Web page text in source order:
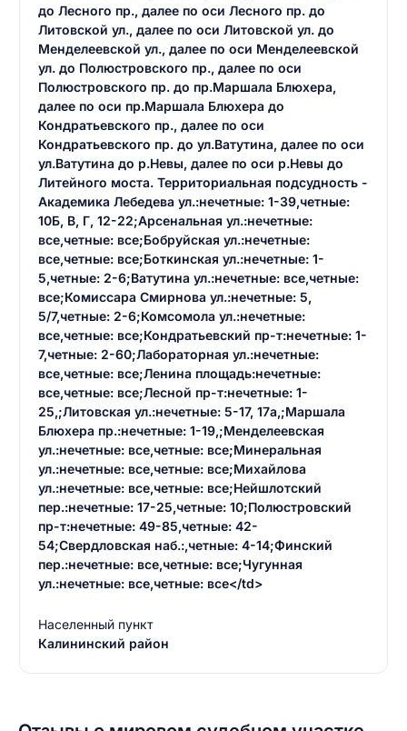
до Лесного пр., далее по оси Лесного пр. до
Литовской ул., далее по оси Литовской ул. до
Менделеевской ул., далее по оси Менделеевской
ул. до Полюстровского пр., далее по оси
Полюстровского пр. до пр.Маршала Блюхера,
далее по оси пр.Маршала Блюхера до
Кондратьевского пр., далее по оси
Кондратьевского пр. до ул.Ватутина, далее по оси
ул.Ватутина до р.Невы, далее по оси р.Невы до
Литейного моста. Территориальная подсудность -
Академика Лебедева ул.:нечетные: 1-39,четные:
10Б, В, Г, 12-22;Арсенальная ул.:нечетные:
все,четные: все;Бобруйская ул.:нечетные:
все,четные: все;Боткинская ул.:нечетные: 1-
5,четные: 2-6;Ватутина ул.:нечетные: все,четные:
все;Комиссара Смирнова ул.:нечетные: 5,
5/7,четные: 2-6;Комсомола ул.:нечетные:
все,четные: все;Кондратьевский пр-т:нечетные: 1-
7,четные: 2-60;Лабораторная ул.:нечетные:
все,четные: все;Ленина площадь:нечетные:
все,четные: все;Лесной пр-т:нечетные: 1-
25,;Литовская ул.:нечетные: 5-17, 17а,;Маршала
Блюхера пр.:нечетные: 1-19,;Менделеевская
ул.:нечетные: все,четные: все;Минеральная
ул.:нечетные: все,четные: все;Михайлова
ул.:нечетные: все,четные: все;Нейшлотский
пер.:нечетные: 17-25,четные: 10;Полюстровский
пр-т:нечетные: 49-85,четные: 42-
54;Свердловская наб.:,четные: 4-14;Финский
пер.:нечетные: все,четные: все;Чугунная
ул.:нечетные: все,четные: все</td>
Населенный пункт
Калининский район